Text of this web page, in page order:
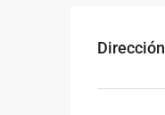
Dirección